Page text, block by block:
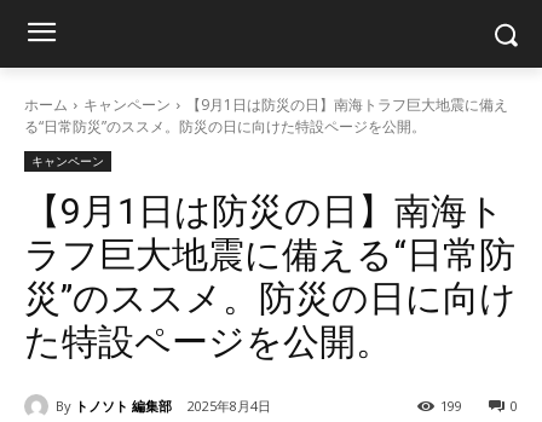
ホーム キャンペーン
【9月1日は防災の日】南海トラフ巨大地震に備え
る“日常防災”のススメ。防災の日に向けた特設ページを公開。
キャンペーン
【9月1日は防災の日】南海ト
ラフ巨大地震に備える“日常防
災”のススメ。防災の日に向け
た特設ページを公開。
By トノソト 編集部 2025年8月4日 0
199